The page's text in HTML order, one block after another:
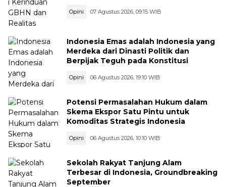
Opini 07 Agustus 2026, 09:15 WIB
Indonesia Emas adalah Indonesia yang
Merdeka dari Dinasti Politik dan
Berpijak Teguh pada Konstitusi
Opini 06 Agustus 2026, 19:10 WIB
Potensi Permasalahan Hukum dalam
Skema Ekspor Satu Pintu untuk
Komoditas Strategis Indonesia
Opini 06 Agustus 2026, 10:10 WIB
Sekolah Rakyat Tanjung Alam
Terbesar di Indonesia, Groundbreaking
September